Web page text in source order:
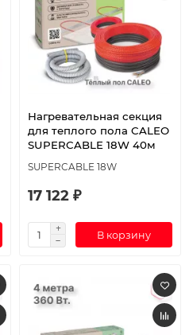
Нагревательная секция
для теплого пола CALEO
SUPERCABLE 18W 40м
SUPERCABLE 18W
17 122 ₽
В корзину